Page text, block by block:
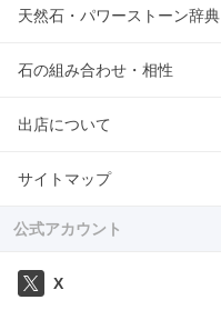
天然石・パワーストーン辞典
石の組み合わせ・相性
出店について
サイトマップ
公式アカウント
X